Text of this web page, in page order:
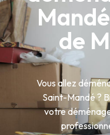
de
Vous allez
Saint-Mandé ?
votre